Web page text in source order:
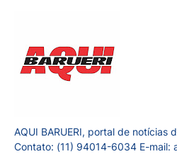
AQUI BARUERI, portal de notícias
Contato: (11) 94014-6034 E-mail: